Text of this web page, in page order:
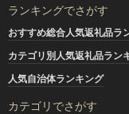
ランキングでさがす
おすすめ総合人気返礼品ラ
カテゴリ別人気返礼品ラン
人気自治体ランキング
カテゴリでさがす